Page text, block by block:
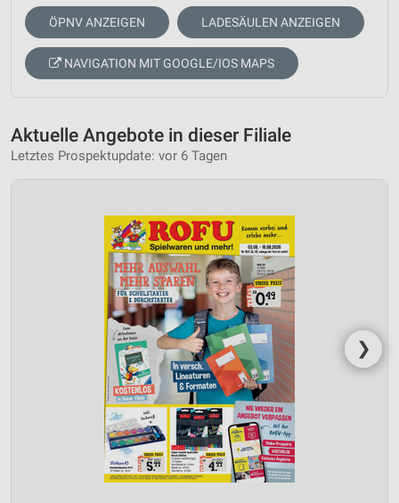
ÖPNV ANZEIGEN LADESÄULEN ANZEIGEN
NAVIGATION MIT GOOGLE/IOS MAPS
Aktuelle Angebote in dieser Filiale
Letztes Prospektupdate: vor 6 Tagen
❯